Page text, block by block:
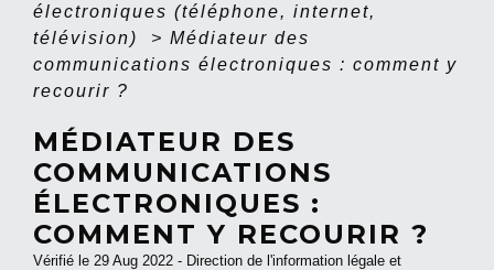
électroniques (téléphone, internet,
télévision)
> Médiateur des
communications électroniques : comment y
recourir ?
MÉDIATEUR DES
COMMUNICATIONS
ÉLECTRONIQUES :
COMMENT Y RECOURIR ?
Vérifié le 29 Aug 2022 - Direction de l'information légale et